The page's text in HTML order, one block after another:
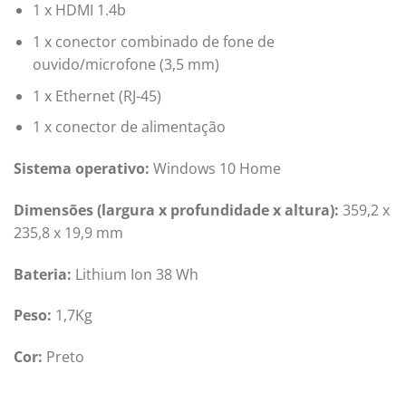
1 x HDMI 1.4b
1 x conector combinado de fone de
ouvido/microfone (3,5 mm)
1 x Ethernet (RJ-45)
1 x conector de alimentação
Sistema operativo: Windows 10 Home
Dimensões (largura x profundidade x altura): 359,2 x
235,8 x 19,9 mm
Bateria: Lithium Ion 38 Wh
Peso: 1,7Kg
Cor: Preto